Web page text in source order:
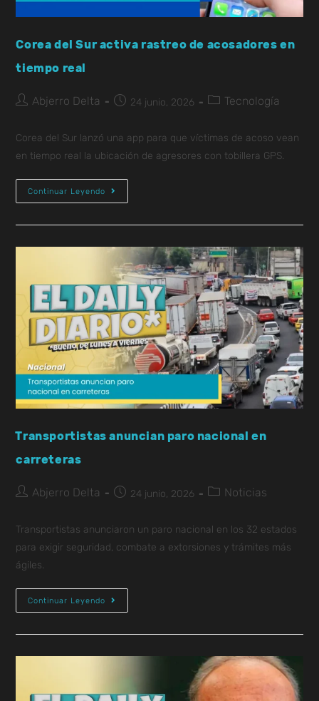
Corea del Sur activa rastreo de acosadores en
tiempo real
Abjerro Delta 24 junio, 2026 Tecnología
Corea del Sur lanzó una app para que víctimas de acoso vean
en tiempo real la ubicación de agresores con tobillera GPS.
Continuar Leyendo
Transportistas anuncian paro nacional en
carreteras
Abjerro Delta 24 junio, 2026 Noticias
Transportistas anunciaron un paro nacional en los 32 estados
para exigir seguridad, combate a extorsiones y trámites más
ágiles.
Continuar Leyendo